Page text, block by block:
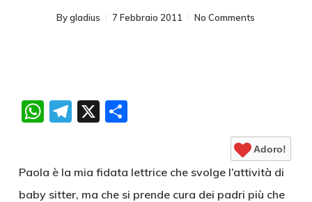
By gladius 7 Febbraio 2011 No Comments
WhatsApp
Telegram
X Condividi
Adoro!
Paola è la mia fidata lettrice che svolge l’attività di
baby sitter, ma che si prende cura dei padri più che